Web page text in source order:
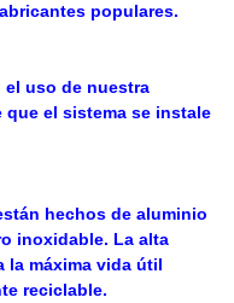
populares.
uso de nuestra
el sistema se instale
hechos de aluminio
inoxidable. La alta
la máxima vida útil
reciclable.